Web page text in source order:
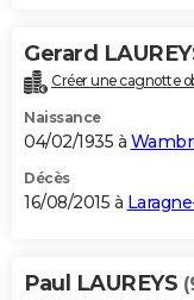
Gerard
Créer une cagnotte
Naissance
04/02/1935 à
Décès
16/08/2015 à
Paul LAUREYS